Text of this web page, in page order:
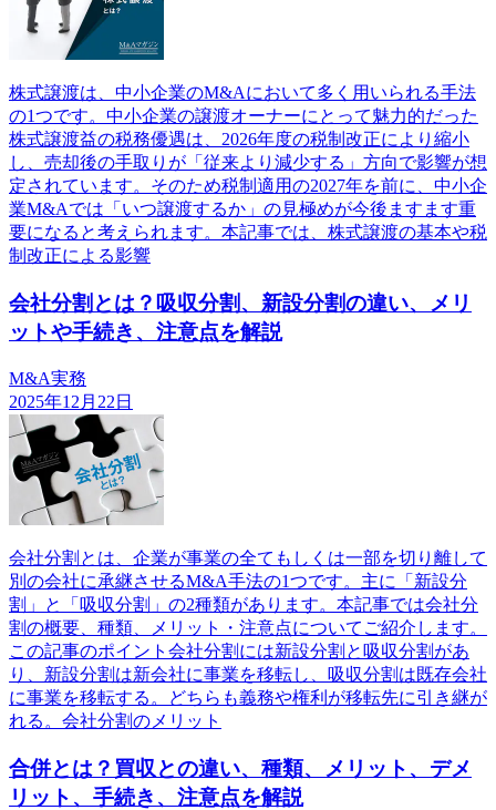
株式譲渡は、中小企業のM&Aにおいて多く用いられる手法
の1つです。中小企業の譲渡オーナーにとって魅力的だった
株式譲渡益の税務優遇は、2026年度の税制改正により縮小
し、売却後の手取りが「従来より減少する」方向で影響が想
定されています。そのため税制適用の2027年を前に、中小企
業M&Aでは「いつ譲渡するか」の見極めが今後ますます重
要になると考えられます。本記事では、株式譲渡の基本や税
制改正による影響
会社分割とは？吸収分割、新設分割の違い、メリ
ットや手続き、注意点を解説
M&A実務
2025年12月22日
会社分割とは、企業が事業の全てもしくは一部を切り離して
別の会社に承継させるM&A手法の1つです。主に「新設分
割」と「吸収分割」の2種類があります。本記事では会社分
割の概要、種類、メリット・注意点についてご紹介します。
この記事のポイント会社分割には新設分割と吸収分割があ
り、新設分割は新会社に事業を移転し、吸収分割は既存会社
に事業を移転する。どちらも義務や権利が移転先に引き継が
れる。会社分割のメリット
合併とは？買収との違い、種類、メリット、デメ
リット、手続き、注意点を解説